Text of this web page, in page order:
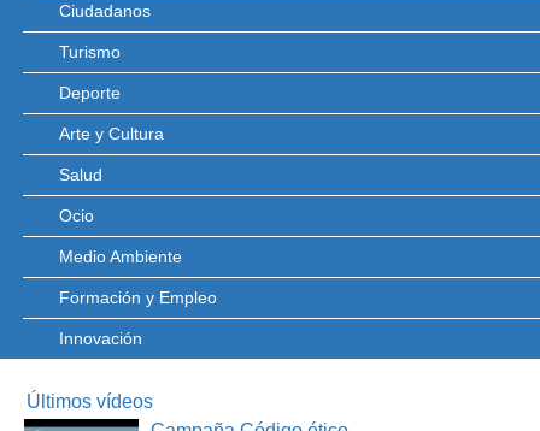
Ciudadanos
Turismo
Deporte
Arte y Cultura
Salud
Ocio
Medio Ambiente
Formación y Empleo
Innovación
Últimos vídeos